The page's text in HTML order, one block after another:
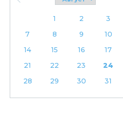
1 2 3
7
8 9 10
14
15 16 17
21
22 23 24
28
29 30 31